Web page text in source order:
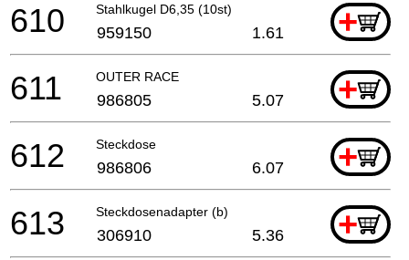
Stahlkugel D6,35 (10st) +
610 959150 1.61
OUTER RACE +
611 986805 5.07
Steckdose +
612 986806 6.07
Steckdosenadapter (b) +
613 306910 5.36